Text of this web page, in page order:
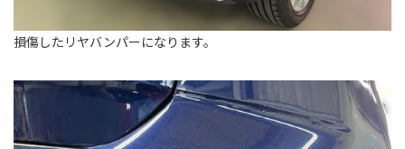
損傷したリヤバンパーになります。